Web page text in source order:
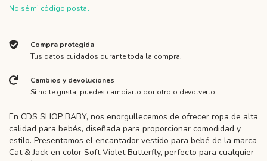
No sé mi código postal
Compra protegida
Tus datos cuidados durante toda la compra.
Cambios y devoluciones
Si no te gusta, puedes cambiarlo por otro o devolverlo.
En CDS SHOP BABY, nos enorgullecemos de ofrecer ropa de alta
calidad para bebés, diseñada para proporcionar comodidad y
estilo. Presentamos el encantador vestido para bebé de la marca
Cat & Jack en color Soft Violet Butterfly, perfecto para cualquier